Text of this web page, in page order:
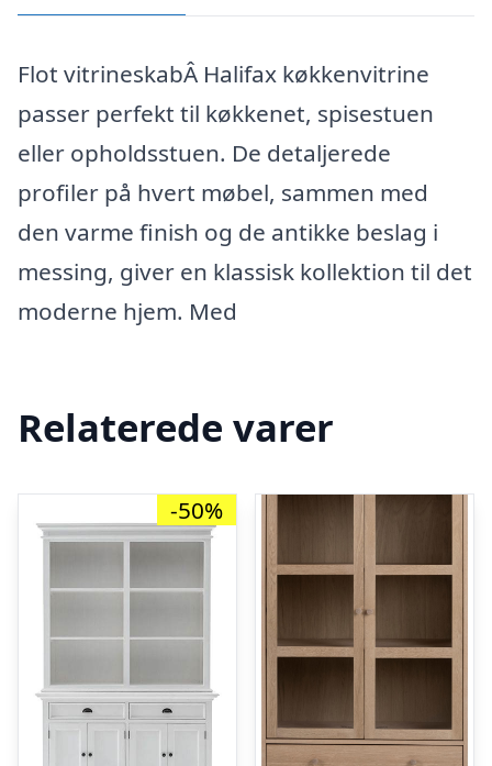
Flot vitrineskabÂ Halifax køkkenvitrine
passer perfekt til køkkenet, spisestuen
eller opholdsstuen. De detaljerede
profiler på hvert møbel, sammen med
den varme finish og de antikke beslag i
messing, giver en klassisk kollektion til det
moderne hjem. Med
Relaterede varer
-50%